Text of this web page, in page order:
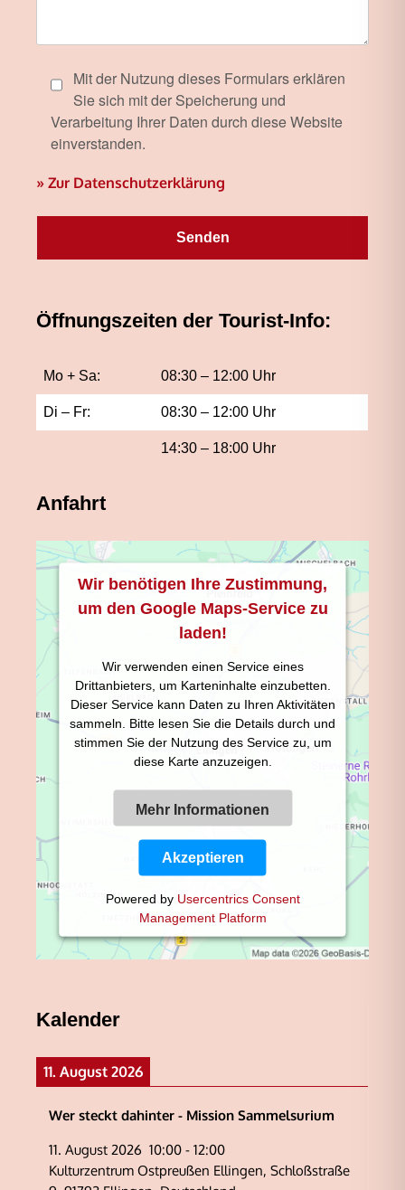
Mit der Nutzung dieses Formulars erklären
Sie sich mit der Speicherung und
Verarbeitung Ihrer Daten durch diese Website
einverstanden.
» Zur Datenschutzerklärung
Öffnungszeiten der Tourist-Info:
Mo + Sa: 08:30 – 12:00 Uhr
Di – Fr: 08:30 – 12:00 Uhr
14:30 – 18:00 Uhr
Anfahrt
Wir benötigen Ihre Zustimmung,
um den Google Maps-Service zu
laden!
Wir verwenden einen Service eines
Drittanbieters, um Karteninhalte einzubetten.
Dieser Service kann Daten zu Ihren Aktivitäten
sammeln. Bitte lesen Sie die Details durch und
stimmen Sie der Nutzung des Service zu, um
diese Karte anzuzeigen.
Mehr Informationen
Akzeptieren
Powered by Usercentrics Consent
Management Platform
Kalender
11. August 2026
Wer steckt dahinter - Mission Sammelsurium
11. August 2026 10:00 -12:00
Kulturzentrum Ostpreußen Ellingen, Schloßstraße